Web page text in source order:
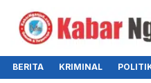
BERITA KRIMINAL